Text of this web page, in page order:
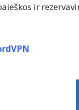
ir